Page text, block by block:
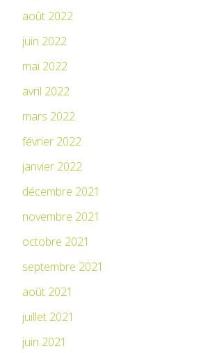
août 2022
juin 2022
mai 2022
avril 2022
mars 2022
février 2022
janvier 2022
décembre 2021
novembre 2021
octobre 2021
septembre 2021
août 2021
juillet 2021
juin 2021